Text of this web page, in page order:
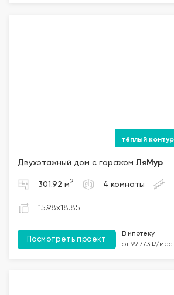
Двухэтажный дом с гаражом ЛяМур
301.92 м 2 4 комнаты
15.98x18.85
Посмотреть проект
В ипотеку
от 99 773 ₽/мес.